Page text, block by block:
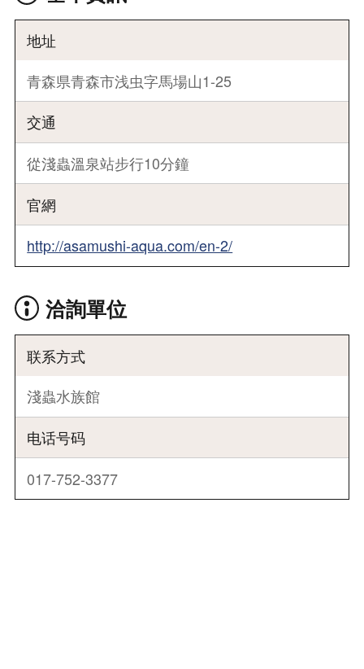
地址
青森県青森市浅虫字馬場山1-25
交通
從淺蟲溫泉站步行10分鐘
官網
http://asamushi-aqua.com/en-2/
洽詢單位
联系方式
淺蟲水族館
电话号码
017-752-3377